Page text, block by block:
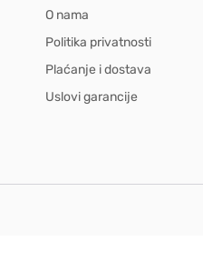
O nama
Politika privatnosti
Plaćanje i dostava
Uslovi garancije